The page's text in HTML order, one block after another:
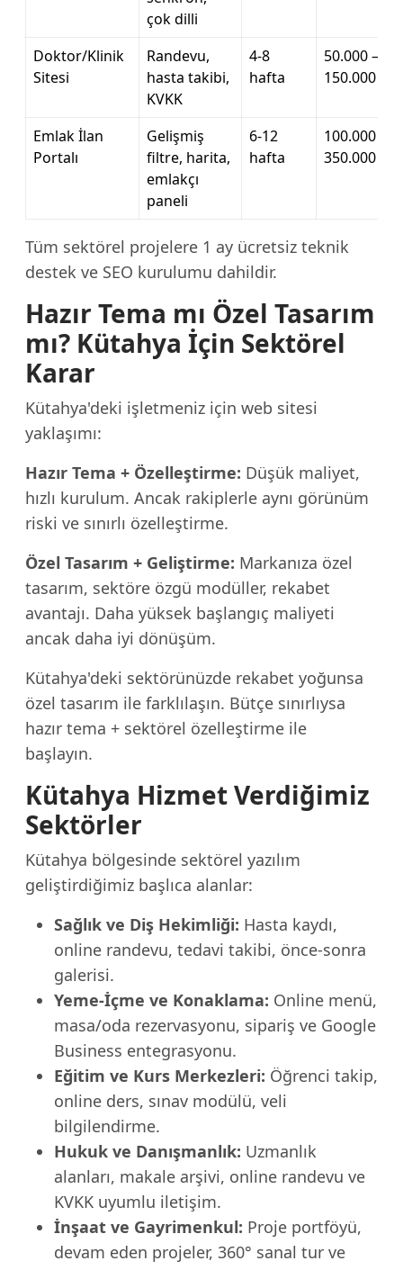
çok dilli
Doktor/Klinik
Sitesi
Randevu,
hasta takibi,
KVKK
4-8
hafta
50.000 –
150.000 TL
Emlak İlan
Portalı
Gelişmiş
filtre, harita,
emlakçı
paneli
6-12
hafta
100.000 –
350.000 TL
Tüm sektörel projelere 1 ay ücretsiz teknik
destek ve SEO kurulumu dahildir.
Hazır Tema mı Özel Tasarım
mı? Kütahya İçin Sektörel
Karar
Kütahya'deki işletmeniz için web sitesi
yaklaşımı:
Hazır Tema + Özelleştirme: Düşük maliyet,
hızlı kurulum. Ancak rakiplerle aynı görünüm
riski ve sınırlı özelleştirme.
Özel Tasarım + Geliştirme: Markanıza özel
tasarım, sektöre özgü modüller, rekabet
avantajı. Daha yüksek başlangıç maliyeti
ancak daha iyi dönüşüm.
Kütahya'deki sektörünüzde rekabet yoğunsa
özel tasarım ile farklılaşın. Bütçe sınırlıysa
hazır tema + sektörel özelleştirme ile
başlayın.
Kütahya Hizmet Verdiğimiz
Sektörler
Kütahya bölgesinde sektörel yazılım
geliştirdiğimiz başlıca alanlar:
Sağlık ve Diş Hekimliği: Hasta kaydı,
online randevu, tedavi takibi, önce-sonra
galerisi.
Yeme-İçme ve Konaklama: Online menü,
masa/oda rezervasyonu, sipariş ve Google
Business entegrasyonu.
Eğitim ve Kurs Merkezleri: Öğrenci takip,
online ders, sınav modülü, veli
bilgilendirme.
Hukuk ve Danışmanlık: Uzmanlık
alanları, makale arşivi, online randevu ve
KVKK uyumlu iletişim.
İnşaat ve Gayrimenkul: Proje portföyü,
devam eden projeler, 360° sanal tur ve